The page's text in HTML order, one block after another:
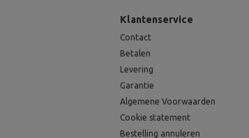
Klantenservice
Contact
Betalen
Levering
Garantie
Algemene Voorwaarden
Cookie statement
Bestelling annuleren